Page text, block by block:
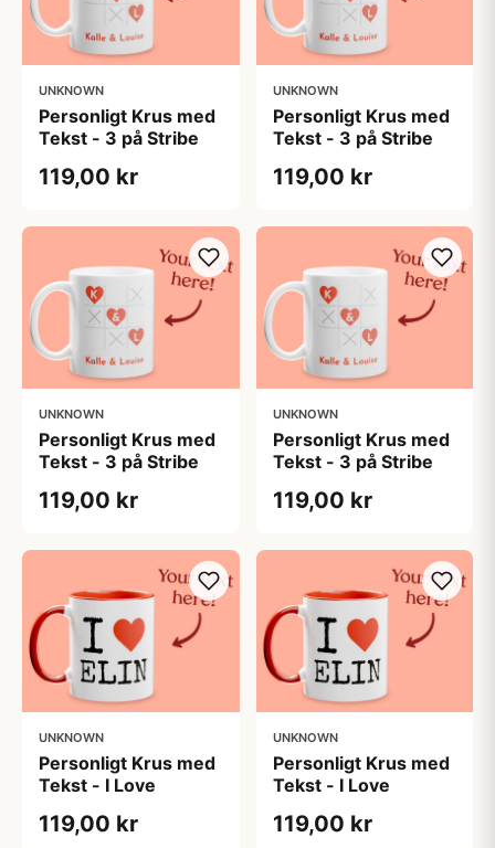
UNKNOWN
Personligt Krus med
Tekst - 3 på Stribe
119,00 kr
UNKNOWN
Personligt Krus med
Tekst - 3 på Stribe
119,00 kr
UNKNOWN
Personligt Krus med
Tekst - 3 på Stribe
119,00 kr
UNKNOWN
Personligt Krus med
Tekst - 3 på Stribe
119,00 kr
UNKNOWN
Personligt Krus med
Tekst - I Love
119,00 kr
UNKNOWN
Personligt Krus med
Tekst - I Love
119,00 kr